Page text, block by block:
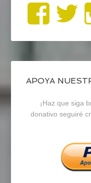
Ver
de
en
APOYA
¡Haz que siga
donativo seguiré